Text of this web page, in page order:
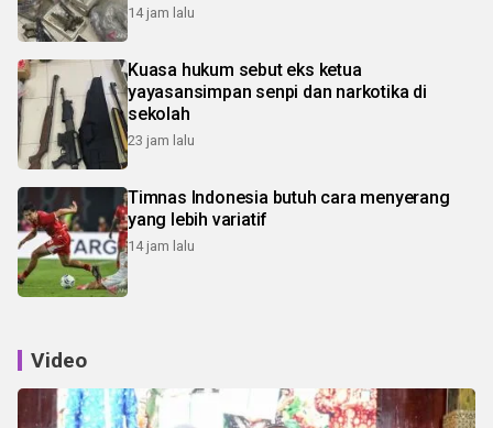
14 jam lalu
Kuasa hukum sebut eks ketua
yayasansimpan senpi dan narkotika di
sekolah
23 jam lalu
Timnas Indonesia butuh cara menyerang
yang lebih variatif
14 jam lalu
Video